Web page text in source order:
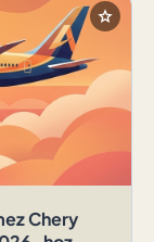
star
Chery